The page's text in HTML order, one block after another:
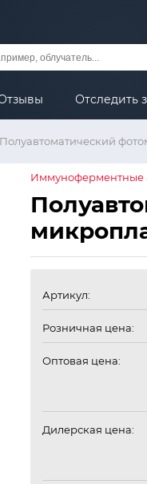
Отследить
Полуавтоматический
Иммуноферментные
Артикул:
Розничная цена:
Оптовая цена:
Дилерская цена: